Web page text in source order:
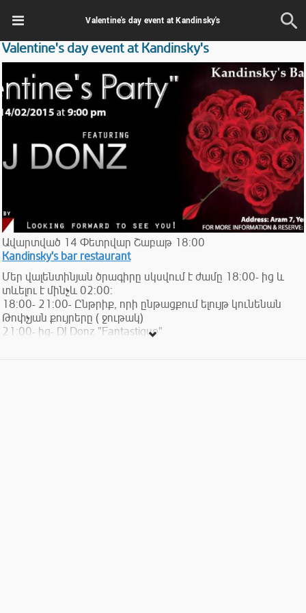
Valentine's day event at Kandinsky's
Valentine's day event at Kandinsky's
Ավարտված 14 Փետրվար Շաբաթ 18:00
Kandinsky's bar restaurant
Մեր վալենտինյան ծրագիրը սկսվում է ժամը 18:00- ից և
տևելու է մինչև 02:00:
18:00- 21:00- Ընթրիք, որի ընթացքում ելույթ կունենան
Թոփչյան քույրերը ( ջութակ)
21:00- ից- DJ Donz "Fantastique"